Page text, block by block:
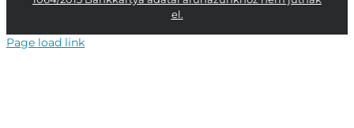
Page load link